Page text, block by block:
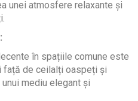
unei atmosfere relaxante și
în spațiile comune este
față de ceilalți oaspeți și
mediu elegant și